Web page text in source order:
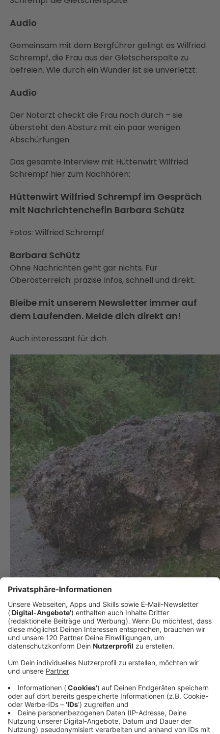
Audio
Gemeinsam mit dem Bergführer gelingt es Wilfried
Schrempf, die Frau aus der Gletscherspalte zu
befreien. Wie durch ein Wunder ist sie unverletzt:
Audio
Der Notarzt checkt die Frau noch durch – sie
übersteht den Absturz mit ein paar wenigen
Abschürfungen.
Das gesamte Interview mit Hüttenwirt Wilfried
Schrempf hier zum Nachhören:
Hüttenwirt Wilfried Schrempf im Gespräch
mit Nachrichtenchefin Barbara Schütz
Fotos: Wilfried Schrempf
Barbara Schütz
Ohne Nachrichten geht gar nichts. Für
Oberösterreich: präzise Infos, schnell und direkt.
Bleibe mit unserem Newsletter immer auf
dem Laufenden. Melde dich direkt an!
Auch interessant für dich
Dieser Fels ist in Grünburg heruntergestürzt